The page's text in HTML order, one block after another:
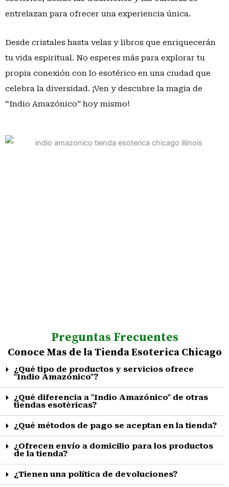
entrelazan para ofrecer una experiencia única.
Desde cristales hasta velas y libros que enriquecerán
tu vida espiritual. No esperes más para explorar tu
propia conexión con lo esotérico en una ciudad que
celebra la diversidad. ¡Ven y descubre la magia de
“Indio Amazónico” hoy mismo!
Preguntas Frecuentes
Conoce Mas de la Tienda Esoterica Chicago
¿Qué tipo de productos y servicios ofrece
"Indio Amazónico"?
¿Qué diferencia a "Indio Amazónico" de otras
tiendas esotéricas?
¿Qué métodos de pago se aceptan en la tienda?
¿Ofrecen envío a domicilio para los productos
de la tienda?
¿Tienen una política de devoluciones?